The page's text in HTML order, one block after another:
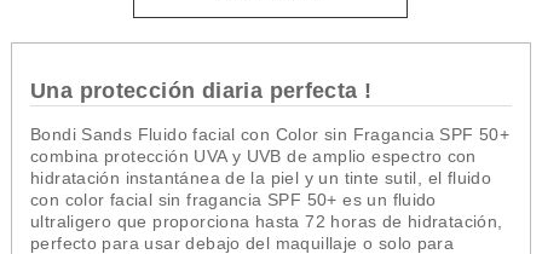
Una protección diaria perfecta !
Bondi Sands Fluido facial con Color sin Fragancia SPF 50+
combina protección UVA y UVB de amplio espectro con
hidratación instantánea de la piel y un tinte sutil, el fluido
con color facial sin fragancia SPF 50+ es un fluido
ultraligero que proporciona hasta 72 horas de hidratación,
perfecto para usar debajo del maquillaje o solo para